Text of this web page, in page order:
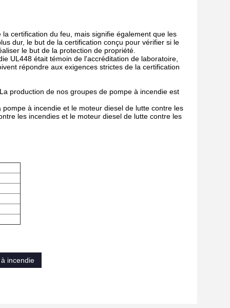
certification du feu, mais signifie également que les
dur, le but de la certification conçu pour vérifier si le
le but de la protection de propriété.
UL448 était témoin de l'accréditation de laboratoire,
répondre aux exigences strictes de la certification
production de nos groupes de pompe à incendie est
à incendie et le moteur diesel de lutte contre les
les incendies et le moteur diesel de lutte contre les
incendie